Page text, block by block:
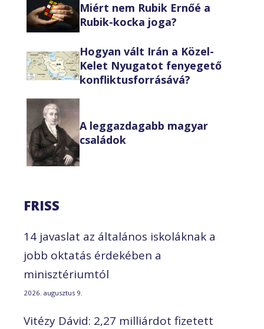
Miért nem Rubik Ernőé a
Rubik-kocka joga?
Hogyan vált Irán a Közel-
Kelet Nyugatot fenyegető
konfliktusforrásává?
A leggazdagabb magyar
családok
FRISS
14 javaslat az általános iskoláknak a
jobb oktatás érdekében a
minisztériumtól
2026. augusztus 9.
Vitézy Dávid: 2,27 milliárdot fizetett